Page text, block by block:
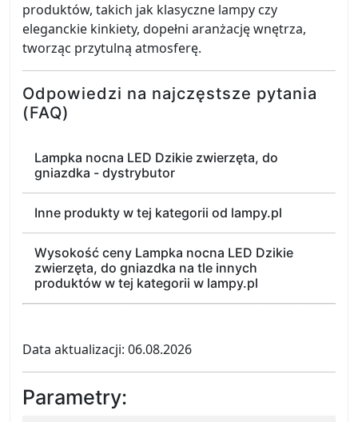
produktów, takich jak klasyczne lampy czy
eleganckie kinkiety, dopełni aranżację wnętrza,
tworząc przytulną atmosferę.
Odpowiedzi na najczęstsze pytania
(FAQ)
Lampka nocna LED Dzikie zwierzęta, do
gniazdka - dystrybutor
Inne produkty w tej kategorii od lampy.pl
Wysokość ceny Lampka nocna LED Dzikie
zwierzęta, do gniazdka na tle innych
produktów w tej kategorii w lampy.pl
Data aktualizacji: 06.08.2026
Parametry: